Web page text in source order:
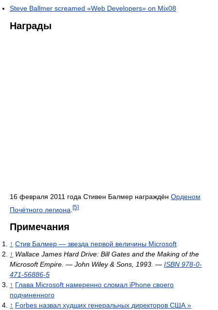
Steve Ballmer screamed «Web Developers» on Mix08
Награды
16 февраля 2011 года Стивен Балмер награждён Орденом
Почётного легиона [5]
Примечания
↑ Стив Балмер — звезда первой величины Microsoft
↑ Wallace James Hard Drive: Bill Gates and the Making of the
Microsoft Empire. — John Wiley & Sons, 1993. — ISBN 978-0-
471-56886-5
↑ Глава Microsoft намеренно сломал iPhone своего
подчиненного
↑ Forbes назвал худших генеральных директоров США »